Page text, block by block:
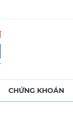
CHỨNG KHOÁN